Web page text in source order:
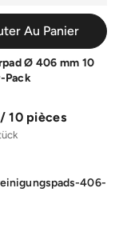
Au Panier
Ø 406 mm 10
Pack
10 pièces
406-